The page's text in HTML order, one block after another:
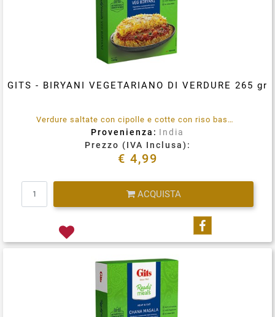
GITS - BIRYANI VEGETARIANO DI VERDURE 265 gr
Verdure saltate con cipolle e cotte con riso basmati. Senza conservanti aggiunti. 100% vegetariano. Immergere la busta integra in acqua bollente per 3-5 minuti, rimuovere, tagliare, aprire e servire.
Provenienza: India
Prezzo (IVA Inclusa):
€ 4,99
ACQUISTA
Condividi su